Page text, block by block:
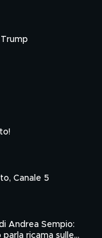
Canale 5
Andrea Sempio:
ricama sulle